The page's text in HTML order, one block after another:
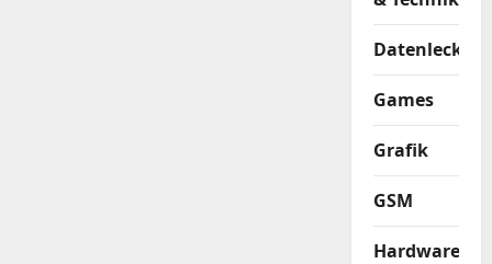
Datenleck
Games
Grafik
GSM
Hardware